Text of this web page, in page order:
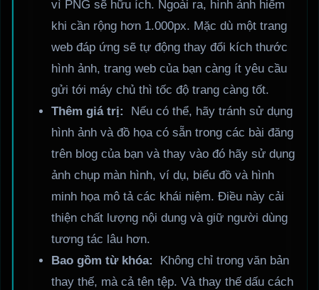
vì PNG sẽ hữu ích. Ngoài ra, hình ảnh hiếm
khi cần rộng hơn 1.000px. Mặc dù một trang
web đáp ứng sẽ tự động thay đổi kích thước
hình ảnh, trang web của bạn càng ít yêu cầu
gửi tới máy chủ thì tốc độ trang càng tốt.
Thêm giá trị:
Nếu có thể, hãy tránh sử dụng
hình ảnh và đồ họa có sẵn trong các bài đăng
trên blog của bạn và thay vào đó hãy sử dụng
ảnh chụp màn hình, ví dụ, biểu đồ và hình
minh họa mô tả các khái niệm. Điều này cải
thiện chất lượng nội dung và giữ người dùng
tương tác lâu hơn.
Bao gồm từ khóa:
Không chỉ trong văn bản
thay thế, mà cả tên tệp. Và thay thế dấu cách